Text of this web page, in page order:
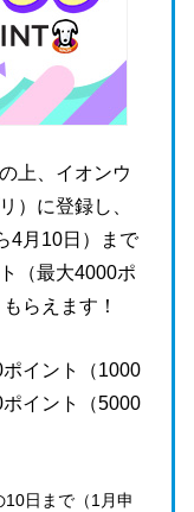
上、イオンウ
）に登録し、
4月10日）まで
（最大4000ポ
らえます！
イント（1000
イント（5000
10日まで（1月申